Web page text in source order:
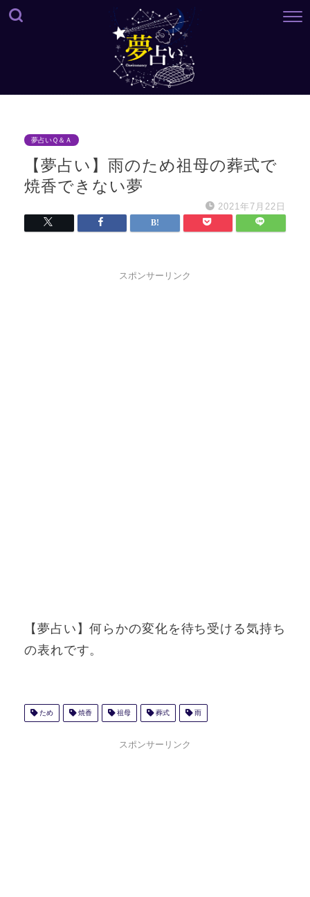
夢占いＱ＆Ａ
【夢占い】雨のため祖母の葬式で
焼香できない夢
2021年7月22日
スポンサーリンク
【夢占い】何らかの変化を待ち受ける気持ち
の表れです。
ため 焼香 祖母 葬式 雨
スポンサーリンク